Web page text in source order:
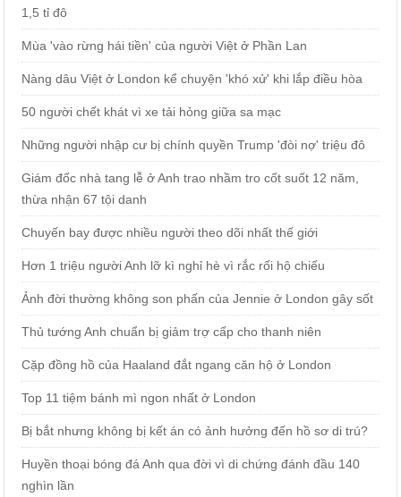
1,5 tỉ đô
Mùa 'vào rừng hái tiền' của người Việt ở Phần Lan
Nàng dâu Việt ở London kể chuyện 'khó xử' khi lắp điều hòa
50 người chết khát vì xe tải hỏng giữa sa mạc
Những người nhập cư bị chính quyền Trump 'đòi nợ' triệu đô
Giám đốc nhà tang lễ ở Anh trao nhầm tro cốt suốt 12 năm,
thừa nhận 67 tội danh
Chuyến bay được nhiều người theo dõi nhất thế giới
Hơn 1 triệu người Anh lỡ kì nghỉ hè vì rắc rối hộ chiếu
Ảnh đời thường không son phấn của Jennie ở London gây sốt
Thủ tướng Anh chuẩn bị giảm trợ cấp cho thanh niên
Cặp đồng hồ của Haaland đắt ngang căn hộ ở London
Top 11 tiệm bánh mì ngon nhất ở London
Bị bắt nhưng không bị kết án có ảnh hưởng đến hồ sơ di trú?
Huyền thoại bóng đá Anh qua đời vì di chứng đánh đầu 140
nghìn lần